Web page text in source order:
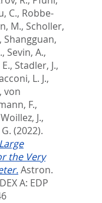
C., Robbe-
M., Scholler,
, Shangguan,
, Sevin, A.,
, Stadler, J.,
L. J.,
, von
F.,
Woillez, J.,
(2022).
the Very
Astron.
A: EDP